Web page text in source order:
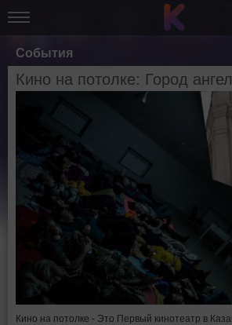
События
Кино на потолке: Город
Кино на потолке - Это Первый кинотеатр в